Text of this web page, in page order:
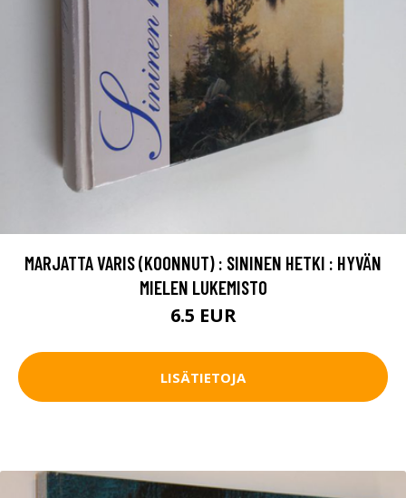
MARJATTA VARIS (KOONNUT) : SININEN HETKI : HYVÄN
MIELEN LUKEMISTO
6.5 EUR
LISÄTIETOJA